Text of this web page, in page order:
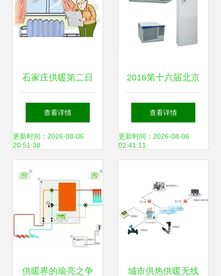
石家庄供暖第二日
暖气不达标问题引
关注
查看详情
更新时间：2026-08-06
20:51:38
2016第十六届北京
国际供热通风空
调、卫浴及舒适家
供暖领域创新与发
展
查看详情
更新时间：2026-08-06
02:41:11
供暖界的瑜亮之争 城市供热供暖无线